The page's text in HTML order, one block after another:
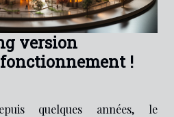
version
!
quelques années, le